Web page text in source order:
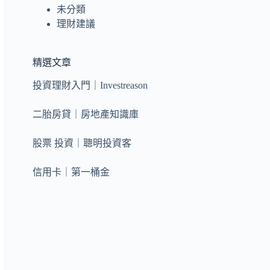
未分類
理財建議
精選文章
投資理財入門｜Investreason
二胎房貸｜房地產知識庫
股票 投資｜聰明投資客
信用卡｜第一桶金